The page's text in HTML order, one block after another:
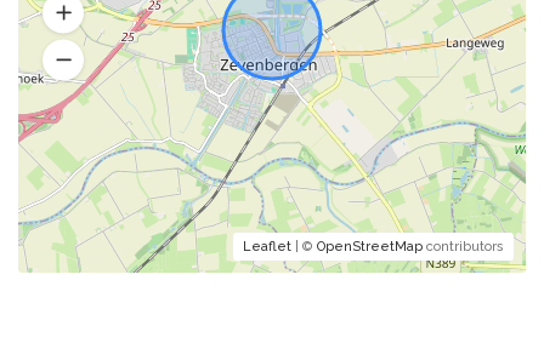
Leaflet | © OpenStreetMap contributors